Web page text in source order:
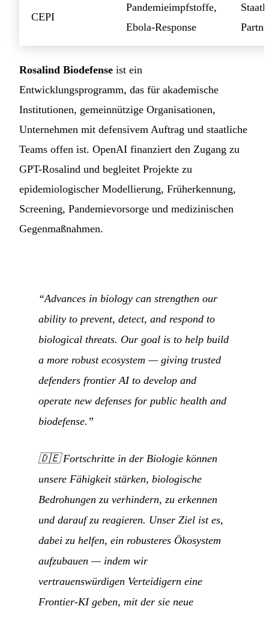
CEPI
Pandemieimpfstoffe,
Ebola-Response
Rosalind Biodefense ist ein
Entwicklungsprogramm, das für akademische
Institutionen, gemeinnützige Organisationen,
Unternehmen mit defensivem Auftrag und staatliche
Teams offen ist. OpenAI finanziert den Zugang zu
GPT-Rosalind und begleitet Projekte zu
epidemiologischer Modellierung, Früherkennung,
Screening, Pandemievorsorge und medizinischen
Gegenmaßnahmen.
“Advances in biology can strengthen our
ability to prevent, detect, and respond to
biological threats. Our goal is to help build
a more robust ecosystem — giving trusted
defenders frontier AI to develop and
operate new defenses for public health and
biodefense.”
🇩🇪Fortschritte in der Biologie können
unsere Fähigkeit stärken, biologische
Bedrohungen zu verhindern, zu erkennen
und darauf zu reagieren. Unser Ziel ist es,
dabei zu helfen, ein robusteres Ökosystem
aufzubauen — indem wir
vertrauenswürdigen Verteidigern eine
Frontier-KI geben, mit der sie neue